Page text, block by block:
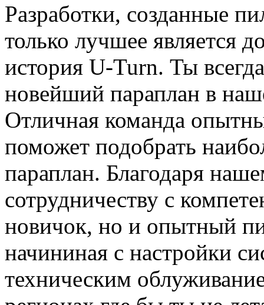
Разработки, созданные
только лучшее является
история U-Turn. Ты
новейший параплан в
Отличная команда
поможет подобрать
параплан. Благодаря
сотрудничеству с
новичок, но и опытный
начининая с настройки
техническим